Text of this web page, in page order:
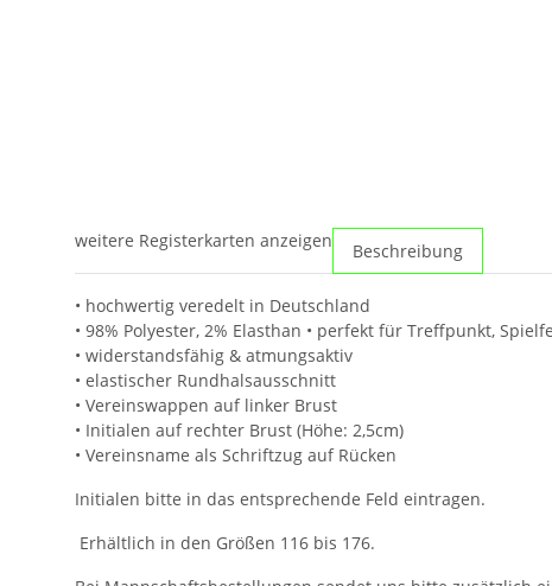
weitere Registerkarten anzeigen Beschreibung
• hochwertig veredelt in Deutschland
• 98% Polyester, 2% Elasthan • perfekt für Treffpunkt,
• widerstandsfähig & atmungsaktiv
• elastischer Rundhalsausschnitt
• Vereinswappen auf linker Brust
• Initialen auf rechter Brust (Höhe: 2,5cm)
• Vereinsname als Schriftzug auf Rücken
Initialen bitte in das entsprechende Feld eintragen.
Erhältlich in den Größen 116 bis 176.